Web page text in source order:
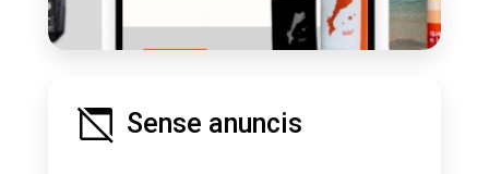
Sense anuncis